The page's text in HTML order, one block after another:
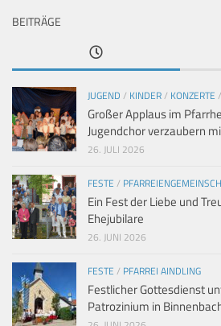
BEITRÄGE
JUGEND / KINDER/ KONZERTE /
Großer Applaus im
Jugendchor verzaubern
26. JULI 2026
FESTE /
Ein Fest der Liebe und
Ehejubilare
26. JUNI 2026
FESTE / PFARREI AINDLING
Festlicher Gottesdienst
Patrozinium in